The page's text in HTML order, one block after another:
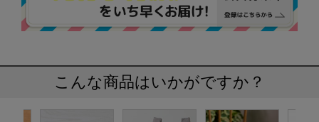
こんな商品はいかがですか？